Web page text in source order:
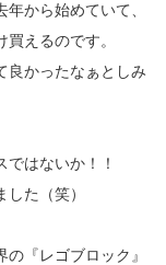
から始めていて、
えるのです。
良かったなぁとしみ
はないか！！
た（笑）
『レゴブロック』